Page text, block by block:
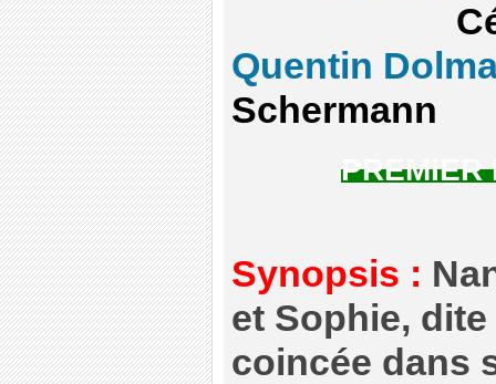
Quentin
Schermann
PREMIER
Synopsis :
et Sophie,
coincée dans